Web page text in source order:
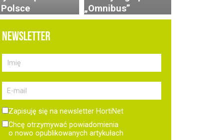
„Omnibus”
NEWSLETTER
Zapisuję się na newsletter HortiNet
Chcę otrzymywać powiadomienia
o nowo opublikowanych artykułach